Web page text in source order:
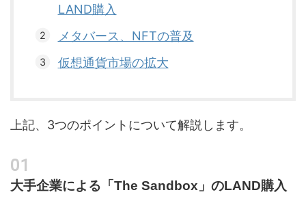
LAND購入
メタバース、NFTの普及
仮想通貨市場の拡大
上記、3つのポイントについて解説します。
大手企業による「The Sandbox」のLAND購入